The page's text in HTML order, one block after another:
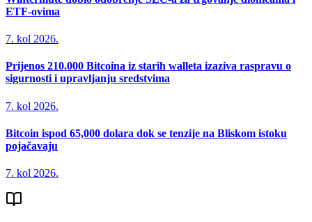
ETF-ovima
7. kol 2026.
Prijenos 210.000 Bitcoina iz starih walleta izaziva raspravu o
sigurnosti i upravljanju sredstvima
7. kol 2026.
Bitcoin ispod 65,000 dolara dok se tenzije na Bliskom istoku
pojačavaju
7. kol 2026.